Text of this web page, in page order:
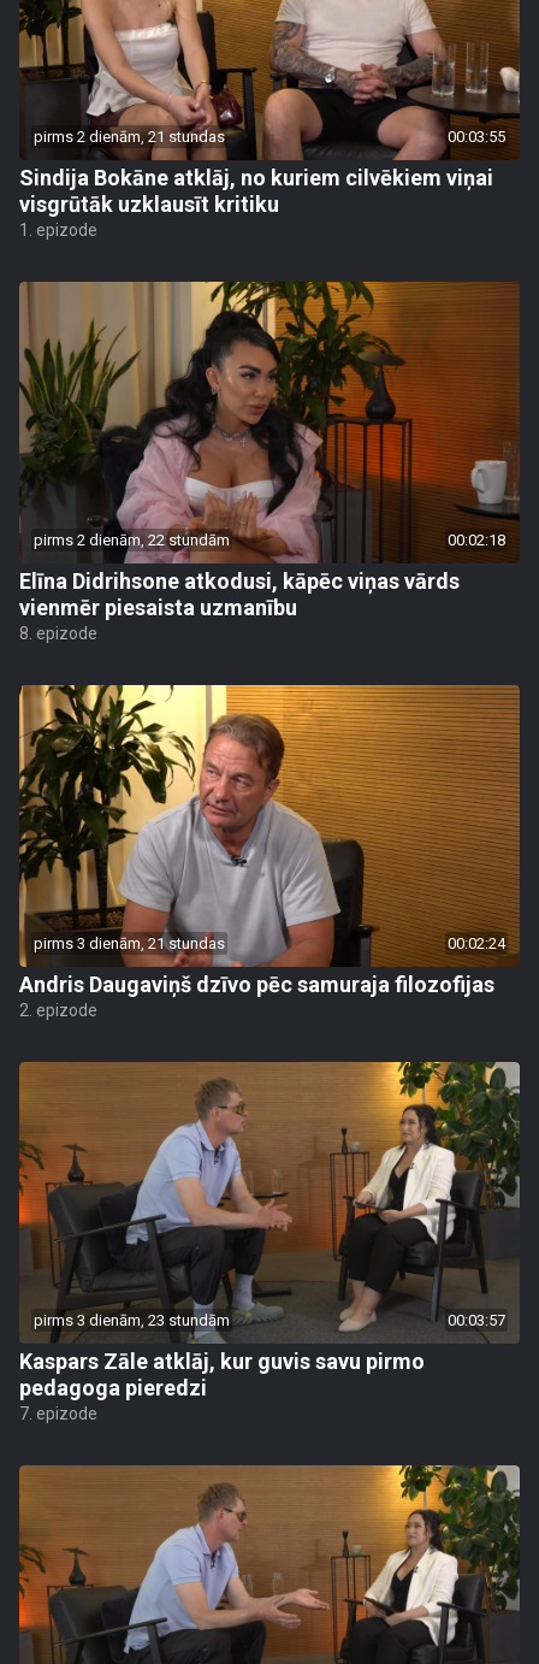
pirms 2 dienām, 21 stundas 00:03:55
Sindija Bokāne atklāj, no kuriem cilvēkiem viņai
visgrūtāk uzklausīt kritiku
1. epizode
pirms 2 dienām, 22 stundām 00:02:18
Elīna Didrihsone atkodusi, kāpēc viņas vārds
vienmēr piesaista uzmanību
8. epizode
pirms 3 dienām, 21 stundas 00:02:24
Andris Daugaviņš dzīvo pēc samuraja filozofijas
2. epizode
pirms 3 dienām, 23 stundām 00:03:57
Kaspars Zāle atklāj, kur guvis savu pirmo
pedagoga pieredzi
7. epizode